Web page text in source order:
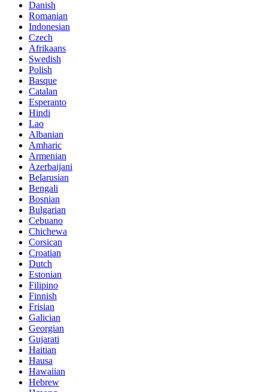
Danish
Romanian
Indonesian
Czech
Afrikaans
Swedish
Polish
Basque
Catalan
Esperanto
Hindi
Lao
Albanian
Amharic
Armenian
Azerbaijani
Belarusian
Bengali
Bosnian
Bulgarian
Cebuano
Chichewa
Corsican
Croatian
Dutch
Estonian
Filipino
Finnish
Frisian
Galician
Georgian
Gujarati
Haitian
Hausa
Hawaiian
Hebrew